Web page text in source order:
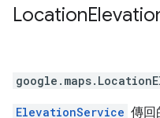
Location
google.maps.
ElevationService 傳回